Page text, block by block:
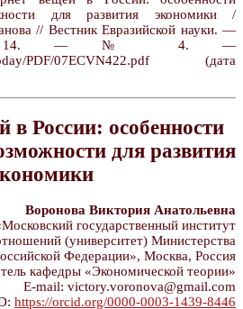
для развития экономики /
// Вестник Евразийской науки. —
14. — № 4. —
PDF/07ECVN422.pdf (дата
в России: особенности
для развития
Воронова Виктория Анатольевна
государственный институт
(университет) Министерства
Федерации», Москва, Россия
кафедры «Экономической теории»
E-mail: victory.voronova@gmail.com
https://orcid.org/0000-0003-1439-8446